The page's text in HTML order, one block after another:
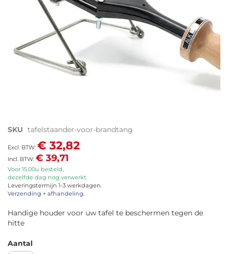
Ga
het
begin
van
de
afbeeldingen-
SKU tafelstaander-voor-brandtang
€ 39,71
€ 32,82
Voor 15.00u besteld,
dezelfde dag nog verwerkt.
Leveringstermijn 1-3 werkdagen.
Verzending + afhandeling.
Handige houder voor uw tafel te beschermen tegen de
hitte
Aantal